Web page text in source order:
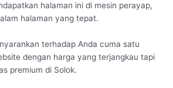
halaman ini di mesin perayap,
halaman yang tepat.
terhadap Anda cuma satu
dengan harga yang terjangkau tapi
premium di Solok.